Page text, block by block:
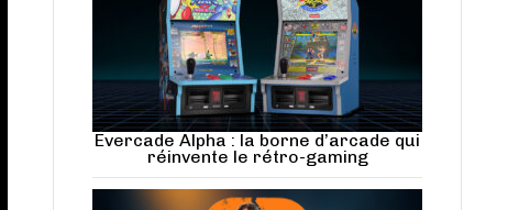
Evercade Alpha : la borne d’arcade qui
réinvente le rétro-gaming